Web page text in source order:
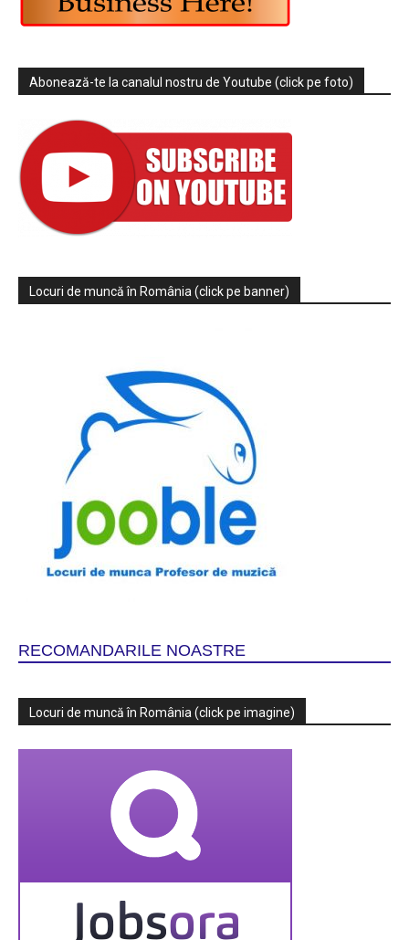
Abonează-te la canalul nostru de Youtube (click pe foto)
Locuri de muncă în România (click pe banner)
RECOMANDARILE NOASTRE
Locuri de muncă în România (click pe imagine)